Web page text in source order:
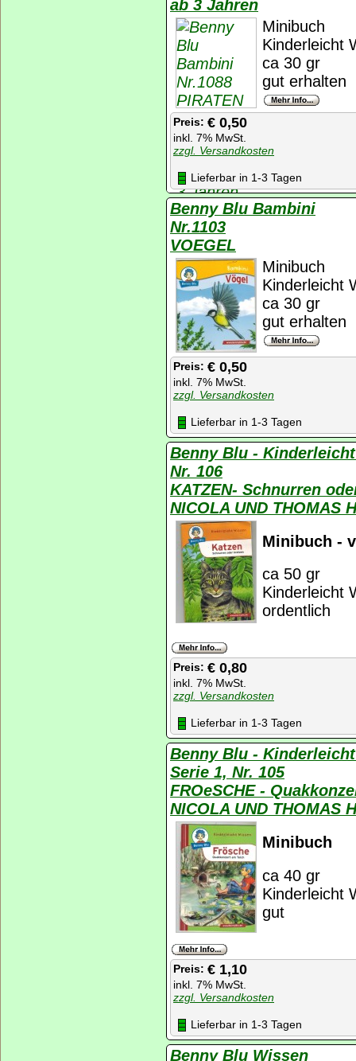
ab 3 Jahren
Minibuch
Kinderleicht
ca 30 gr
gut erhalten
Preis: € 0,50
inkl. 7% MwSt.
zzgl. Versandkosten
Lieferbar in 1-3 Tagen
Benny Blu Bambini
Nr.1103
VOEGEL
Minibuch
Kinderleicht
ca 30 gr
gut erhalten
Preis: € 0,50
inkl. 7% MwSt.
zzgl. Versandkosten
Lieferbar in 1-3 Tagen
Benny Blu -
Nr. 106
KATZEN- Schnurren
NICOLA UND THOMAS
Minibuch -
ca 50 gr
Kinderleicht
ordentlich
Preis: € 0,80
inkl. 7% MwSt.
zzgl. Versandkosten
Lieferbar in 1-3 Tagen
Benny Blu -
Serie 1, Nr. 105
FROeSCHE -
NICOLA UND THOMAS
Minibuch
ca 40 gr
Kinderleicht
gut
Preis: € 1,10
inkl. 7% MwSt.
zzgl. Versandkosten
Lieferbar in 1-3 Tagen
Benny Blu Wissen